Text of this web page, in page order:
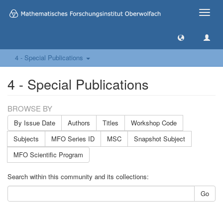
Toggle
4 - Special Publications
4 - Special Publications
BROWSE BY
By Issue Date Authors Titles
Workshop Code
Subjects
MFO Series ID MSC
Snapshot Subject
MFO Scientific Program
Search within this community and its collections:
Go